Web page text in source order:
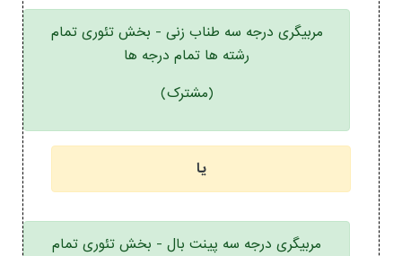
مربیگری درجه سه طناب زنی - بخش تئوری تمام
رشته ها تمام درجه ها
(مشترک)
یا
مربیگری درجه سه پینت بال - بخش تئوری تمام